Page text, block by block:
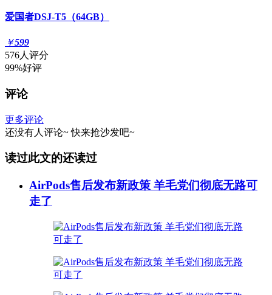
爱国者DSJ-T5（64GB）
￥599
576人评分
99%好评
评论
更多评论
还没有人评论~ 快来抢沙发吧~
读过此文的还读过
AirPods售后发布新政策 羊毛党们彻底无路可
走了